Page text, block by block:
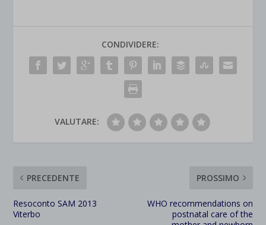
CONDIVIDERE:
VALUTARE:
PRECEDENTE
Resoconto SAM 2013
Viterbo
PROSSIMO
WHO recommendations on
postnatal care of the